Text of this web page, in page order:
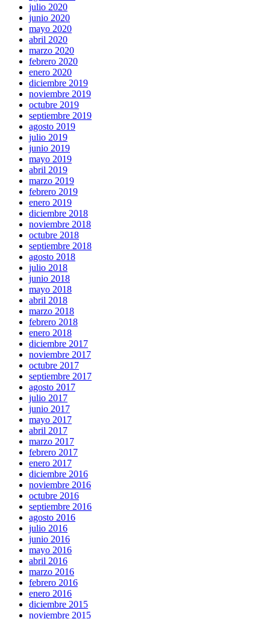
julio 2020
junio 2020
mayo 2020
abril 2020
marzo 2020
febrero 2020
enero 2020
diciembre 2019
noviembre 2019
octubre 2019
septiembre 2019
agosto 2019
julio 2019
junio 2019
mayo 2019
abril 2019
marzo 2019
febrero 2019
enero 2019
diciembre 2018
noviembre 2018
octubre 2018
septiembre 2018
agosto 2018
julio 2018
junio 2018
mayo 2018
abril 2018
marzo 2018
febrero 2018
enero 2018
diciembre 2017
noviembre 2017
octubre 2017
septiembre 2017
agosto 2017
julio 2017
junio 2017
mayo 2017
abril 2017
marzo 2017
febrero 2017
enero 2017
diciembre 2016
noviembre 2016
octubre 2016
septiembre 2016
agosto 2016
julio 2016
junio 2016
mayo 2016
abril 2016
marzo 2016
febrero 2016
enero 2016
diciembre 2015
noviembre 2015